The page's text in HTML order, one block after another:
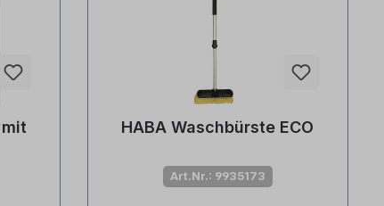
HABA Waschbürste ECO
Art.Nr.: 9935173